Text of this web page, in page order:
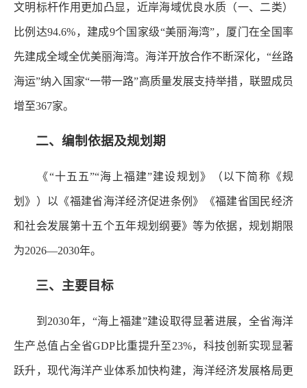
文明标杆作用更加凸显，近岸海域优良水质（一、二类）
比例达94.6%，建成9个国家级“美丽海湾”，厦门在全国率
先建成全域全优美丽海湾。海洋开放合作不断深化，“丝路
海运”纳入国家“一带一路”高质量发展支持举措，联盟成员
增至367家。
二、编制依据及规划期
《“十五五”“海上福建”建设规划》（以下简称《规
划》）以《福建省海洋经济促进条例》《福建省国民经济
和社会发展第十五个五年规划纲要》等为依据，规划期限
为2026—2030年。
三、主要目标
到2030年，“海上福建”建设取得显著进展，全省海洋
生产总值占全省GDP比重提升至23%，科技创新实现显著
跃升，现代海洋产业体系加快构建，海洋经济发展格局更